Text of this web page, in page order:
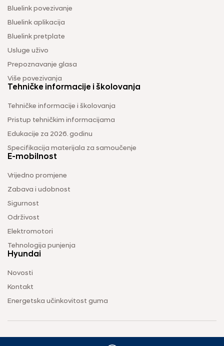
Bluelink povezivanje
Bluelink aplikacija
Bluelink pretplate
Usluge uživo
Prepoznavanje glasa
Više povezivanja
Tehničke informacije i školovanja
Tehničke informacije i školovanja
Pristup tehničkim informacijama
Edukacije za 2026. godinu
Specifikacija materijala za samoučenje
E-mobilnost
Vrijedno promjene
Zabava i udobnost
Sigurnost
Održivost
Elektromotori
Tehnologija punjenja
Hyundai
Novosti
Kontakt
Energetska učinkovitost guma